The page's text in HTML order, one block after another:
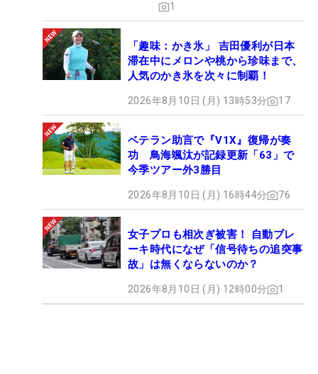
1
「趣味：かき氷」 吉田優利が日本
滞在中にメロンや桃から珍味まで、
人気のかき氷を次々に制覇！
2026年8月10日 (月) 13時53分 17
ベテラン助言で『V1X』復帰が奏
功 鳥海颯汰が記録更新「63」で
今季ツアー外3勝目
2026年8月10日 (月) 16時44分 76
女子プロも相次ぎ被害！ 自動ブレ
ーキ時代になぜ「信号待ちの追突事
故」は無くならないのか？
2026年8月10日 (月) 12時00分 1